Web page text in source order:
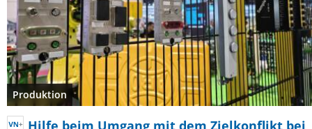
Produktion
Hilfe beim Umgang mit dem Zielkonflikt bei